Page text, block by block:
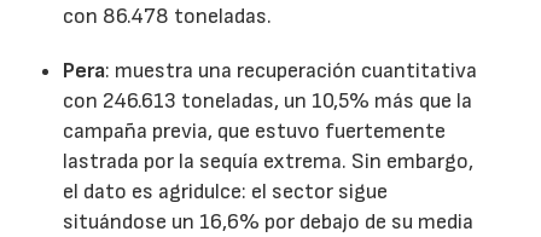
con 86.478 toneladas.
Pera: muestra una recuperación cuantitativa
con 246.613 toneladas, un 10,5% más que la
campaña previa, que estuvo fuertemente
lastrada por la sequía extrema. Sin embargo,
el dato es agridulce: el sector sigue
situándose un 16,6% por debajo de su media